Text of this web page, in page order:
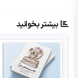
بیشتر بخوانید